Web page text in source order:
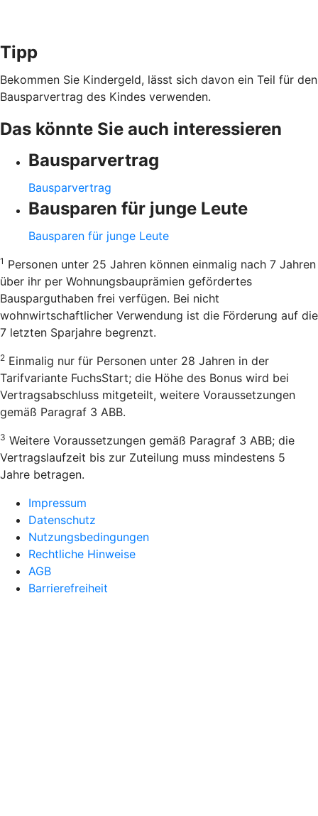
Tipp
Bekommen Sie Kindergeld, lässt sich davon ein Teil für den
Bausparvertrag des Kindes verwenden.
Das könnte Sie auch interessieren
Bausparvertrag
Bausparvertrag
Bausparen für junge Leute
Bausparen für junge Leute
1 Personen unter 25 Jahren können einmalig nach 7 Jahren
über ihr per Wohnungsbauprämien gefördertes
Bausparguthaben frei verfügen. Bei nicht
wohnwirtschaftlicher Verwendung ist die Förderung auf die
7 letzten Sparjahre begrenzt.
2 Einmalig nur für Personen unter 28 Jahren in der
Tarifvariante FuchsStart; die Höhe des Bonus wird bei
Vertragsabschluss mitgeteilt, weitere Voraussetzungen
gemäß Paragraf 3 ABB.
3 Weitere Voraussetzungen gemäß Paragraf 3 ABB; die
Vertragslaufzeit bis zur Zuteilung muss mindestens 5
Jahre betragen.
Impressum
Datenschutz
Nutzungsbedingungen
Rechtliche Hinweise
AGB
Barrierefreiheit